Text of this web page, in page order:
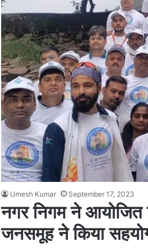
Umesh Kumar September 17, 2023
नगर निगम ने आयोजित
जनसमूह ने किया